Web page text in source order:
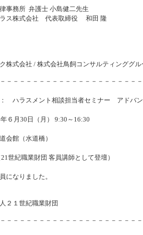
事務所 弁護士 小島健二先生
株式会社 代表取締役 和田 隆
株式会社 / 株式会社鳥飼コンサルティンググル
－－－－－－－－－－－－－－－－－－－－
ハラスメント相談担当者セミナー アドバ
６月30日（月） 9:30～16:30
館（水道橋）
世紀職業財団 客員講師として登壇）
になりました。
２１世紀職業財団
－－－－－－－－－－－－－－－－－－－－